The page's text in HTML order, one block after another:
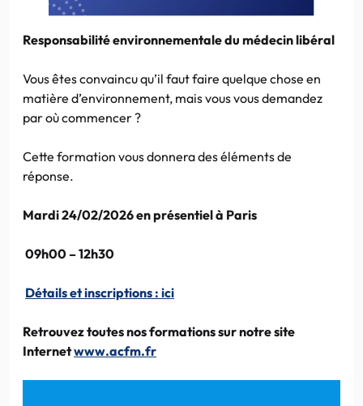
Responsabilité environnementale du médecin libéral
Vous êtes convaincu qu’il faut faire quelque chose en
matière d’environnement, mais vous vous demandez
par où commencer ?
Cette formation vous donnera des éléments de
réponse.
Mardi 24/02/2026 en présentiel à Paris
09h00 – 12h30
Détails et inscriptions : ici
Retrouvez toutes nos formations sur notre site
Internetwww.acfm.fr